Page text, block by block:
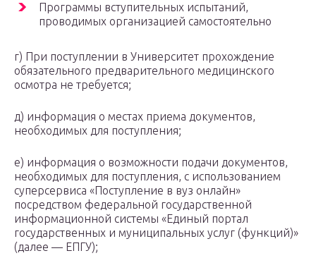
Программы вступительных испытаний,
проводимых организацией самостоятельно
г) При поступлении в Университет прохождение
обязательного предварительного медицинского
осмотра не требуется;
д) информация о местах приема документов,
необходимых для поступления;
е) информация о возможности подачи документов,
необходимых для поступления, с использованием
суперсервиса «Поступление в вуз онлайн»
посредством федеральной государственной
информационной системы «Единый портал
государственных и муниципальных услуг (функций)»
(далее — ЕПГУ);